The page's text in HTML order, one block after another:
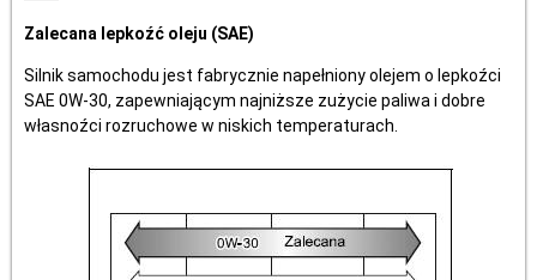
Zalecana lepkoźć oleju (SAE)
Silnik samochodu jest fabrycznie napełniony olejem o lepkoźci
SAE 0W-30, zapewniającym najniższe zużycie paliwa i dobre
własnoźci rozruchowe w niskich temperaturach.